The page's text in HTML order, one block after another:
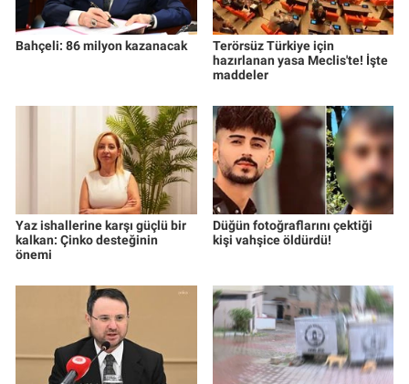
Bahçeli: 86 milyon kazanacak
Terörsüz Türkiye için
hazırlanan yasa Meclis'te! İşte
maddeler
Yaz ishallerine karşı güçlü bir
kalkan: Çinko desteğinin
önemi
Düğün fotoğraflarını çektiği
kişi vahşice öldürdü!